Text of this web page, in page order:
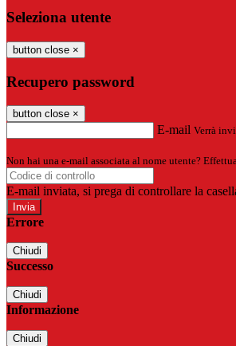
Seleziona utente
button close ×
Recupero password
button close ×
E-mail Verrà
Non hai una e-mail associata al nome utente?
E-mail inviata, si prega di controllare la
Errore
Chiudi
Successo
Chiudi
Informazione
Chiudi